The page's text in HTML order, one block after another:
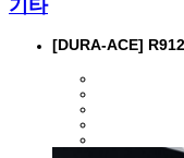
기타
[DURA-ACE]